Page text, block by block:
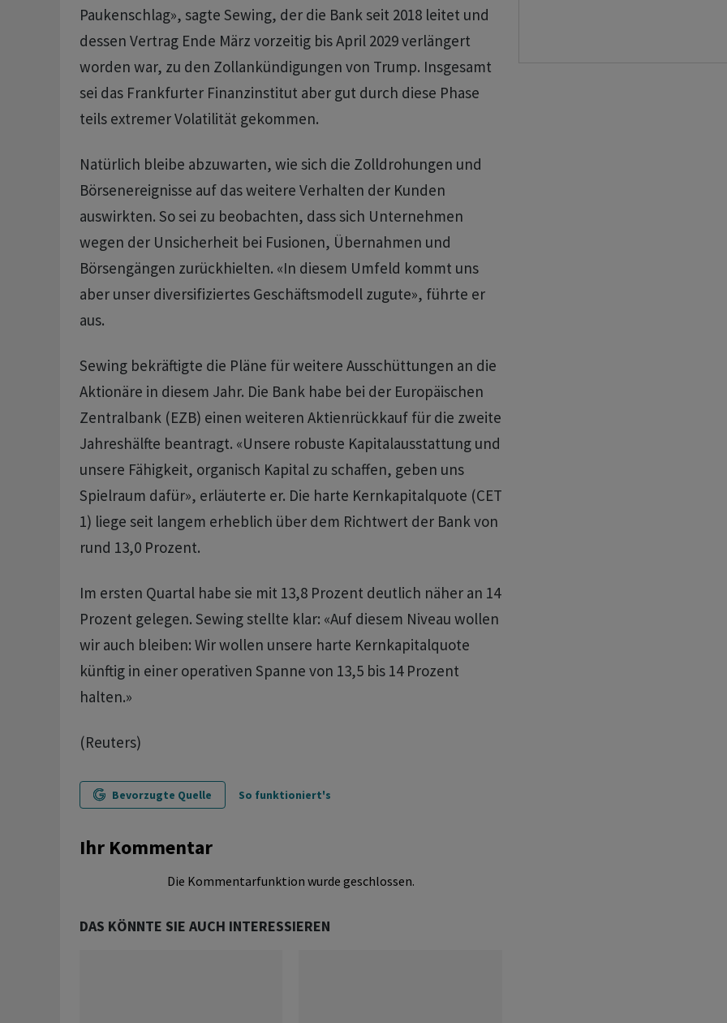
Paukenschlag», sagte Sewing, der die Bank seit 2018 leitet und
dessen Vertrag Ende März vorzeitig bis April 2029 verlängert
worden war, zu den Zollankündigungen von Trump. Insgesamt
sei das Frankfurter Finanzinstitut aber gut durch diese Phase
teils extremer Volatilität gekommen.
Natürlich bleibe abzuwarten, wie sich die Zolldrohungen und
Börsenereignisse auf das weitere Verhalten der Kunden
auswirkten. So sei zu beobachten, dass sich Unternehmen
wegen der Unsicherheit bei Fusionen, Übernahmen und
Börsengängen zurückhielten. «In diesem Umfeld kommt uns
aber unser diversifiziertes Geschäftsmodell zugute», führte er
aus.
Sewing bekräftigte die Pläne für weitere Ausschüttungen an die
Aktionäre in diesem Jahr. Die Bank habe bei der Europäischen
Zentralbank (EZB) einen weiteren Aktienrückkauf für die zweite
Jahreshälfte beantragt. «Unsere robuste Kapitalausstattung und
unsere Fähigkeit, organisch Kapital zu schaffen, geben uns
Spielraum dafür», erläuterte er. Die harte Kernkapitalquote (CET
1) liege seit langem erheblich über dem Richtwert der Bank von
rund 13,0 Prozent.
Im ersten Quartal habe sie mit 13,8 Prozent deutlich näher an 14
Prozent gelegen. Sewing stellte klar: «Auf diesem Niveau wollen
wir auch bleiben: Wir wollen unsere harte Kernkapitalquote
künftig in einer operativen Spanne von 13,5 bis 14 Prozent
halten.»
(Reuters)
Bevorzugte Quelle So funktioniert's
Ihr Kommentar
Die Kommentarfunktion wurde geschlossen.
DAS KÖNNTE SIE AUCH INTERESSIEREN